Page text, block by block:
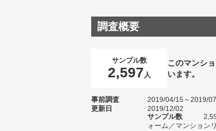
調査概要
サンプル数
2,597 人
このマンシ
います。
事前調査
2019/04/15～2019/
更新日
2019/12/02
サンプル数
ォーム／マンション